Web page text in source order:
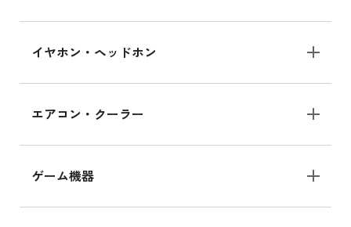
イヤホン・ヘッドホン
エアコン・クーラー
ゲーム機器